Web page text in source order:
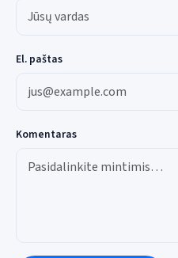
El. paštas
Komentaras